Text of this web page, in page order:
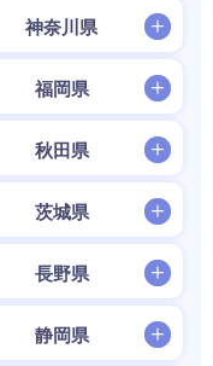
神奈川県
福岡県
秋田県
茨城県
長野県
静岡県